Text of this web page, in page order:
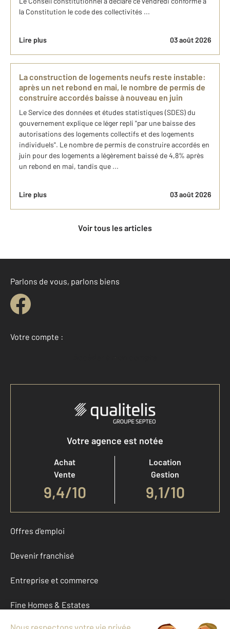
la Constitution le code des collectivités ...
Lire plus 03 août 2026
La construction de logements neufs reste instable:
après un net rebond en mai, le nombre de permis de
construire accordés baisse à nouveau en juin
Le Service des données et études statistiques (SDES) du
gouvernement explique ce léger repli "par une baisse des
autorisations des logements collectifs et des logements
individuels". Le nombre de permis de construire accordés en
juin pour des logements a légèrement baissé de 4,8% après
un rebond en mai, tandis que ...
Lire plus 03 août 2026
Voir tous les articles
Parlons de vous, parlons biens
Votre compte :
Accéder à mon compte
Votre agence est notée
Achat
Vente
9,4/10
Location
Gestion
9,1/10
Offres d'emploi
Devenir franchisé
Entreprise et commerce
Fine Homes & Estates